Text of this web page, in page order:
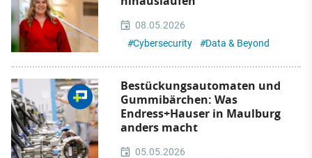
08.05.2026
#Cybersecurity #Data & Beyond
Bestückungsautomaten und
Gummibärchen: Was
Endress+Hauser in Maulburg
anders macht
05.05.2026